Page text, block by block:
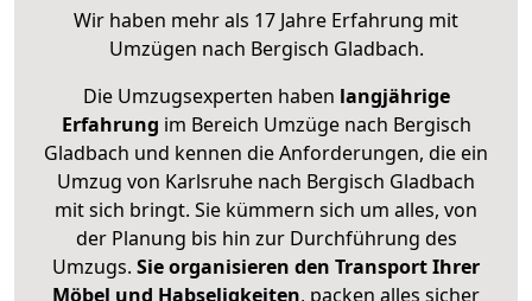
Wir haben mehr als 17 Jahre Erfahrung mit
Umzügen nach Bergisch Gladbach.
Die Umzugsexperten haben langjährige
Erfahrung im Bereich Umzüge nach Bergisch
Gladbach und kennen die Anforderungen, die ein
Umzug von Karlsruhe nach Bergisch Gladbach
mit sich bringt. Sie kümmern sich um alles, von
der Planung bis hin zur Durchführung des
Umzugs. Sie organisieren den Transport Ihrer
Möbel und Habseligkeiten, packen alles sicher